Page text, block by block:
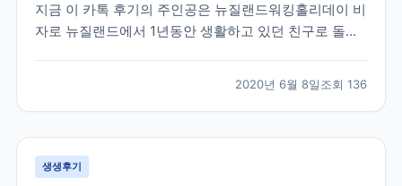
지금 이 카톡 후기의 주인공은 뉴질랜드워킹홀리데이 비
자로 뉴질랜드에서 1년동안 생활하고 있던 친구로 돌아
급해지면서 항공권에 대해 고민을 하기 시작했는데요!
그러던 중 주한 뉴질랜드 대사관에서 공지한 전세기 소
식이...
2020년 6월 8일조회 136
생생후기